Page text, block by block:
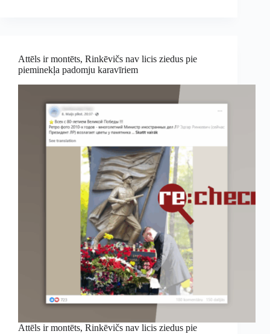
Attēls ir montēts, Rinkēvičs nav licis ziedus pie
pieminekļa padomju karavīriem
Attēls ir montēts, Rinkēvičs nav licis ziedus pie